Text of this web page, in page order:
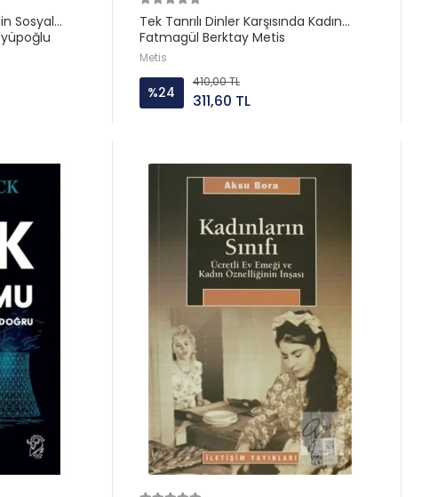
Sosyal
Tek Tanrılı Dinler Karşısında Kadın
Fatmagül Berktay Metis
Metis
%24
410,00 TL
311,60 TL